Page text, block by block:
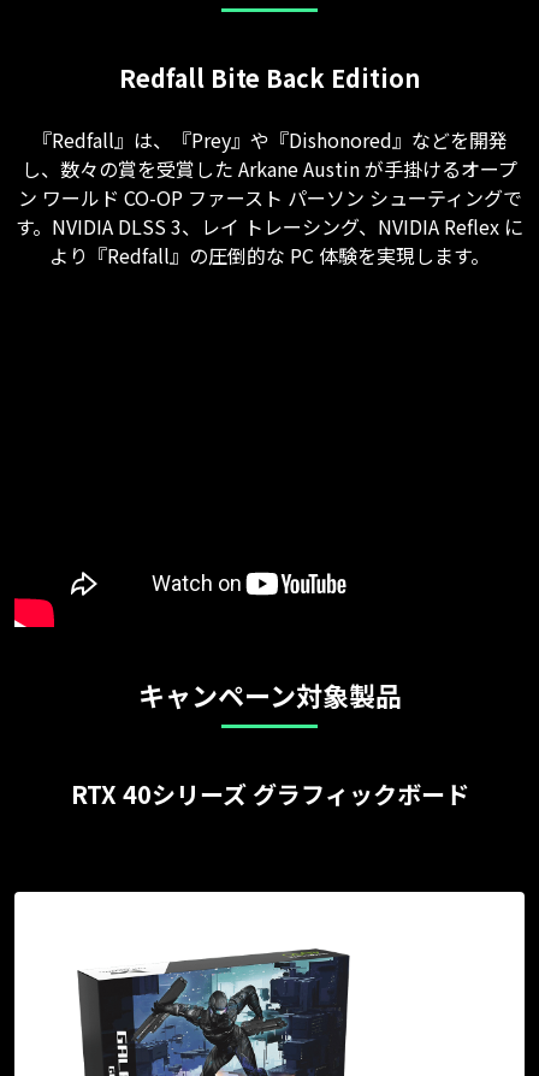
Redfall Bite Back Edition
『Redfall』は、『Prey』や『Dishonored』などを開発
し、数々の賞を受賞した Arkane Austin が手掛けるオープ
ン ワールド CO-OP ファースト パーソン シューティングで
す。NVIDIA DLSS 3、レイ トレーシング、NVIDIA Reflex に
より『Redfall』の圧倒的な PC 体験を実現します。
キャンペーン対象製品
RTX 40シリーズ グラフィックボード